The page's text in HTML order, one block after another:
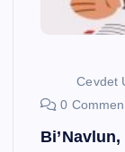
Cevdet
0